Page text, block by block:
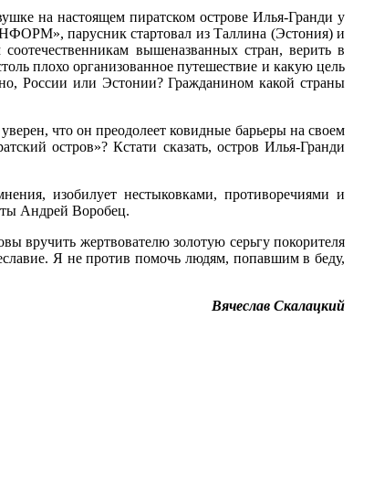
на настоящем пиратском острове Илья-Гранди у
парусник стартовал из Таллина (Эстония) и
вышеназванных стран, верить в
плохо организованное путешествие и какую цель
России или Эстонии? Гражданином какой страны
что он преодолеет ковидные барьеры на своем
остров»? Кстати сказать, остров Илья-Гранди
изобилует нестыковками, противоречиями и
Андрей Воробец.
вручить жертвователю золотую серьгу покорителя
Я не против помочь людям, попавшим в беду,
Вячеслав Скалацкий